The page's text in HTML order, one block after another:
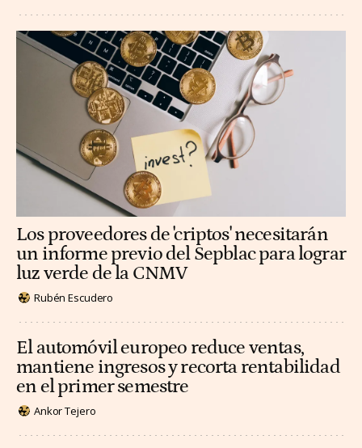
Los proveedores de 'criptos' necesitarán
un informe previo del Sepblac para lograr
luz verde de la CNMV
Rubén Escudero
El automóvil europeo reduce ventas,
mantiene ingresos y recorta rentabilidad
en el primer semestre
Ankor Tejero